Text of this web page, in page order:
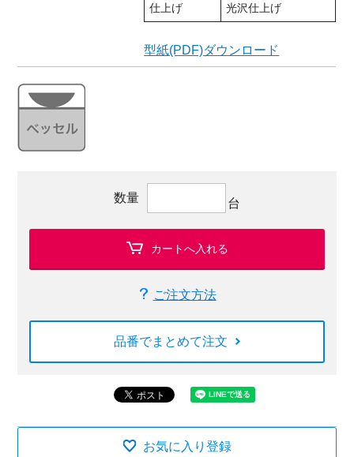
仕上げ 光沢仕上げ
型紙(PDF)ダウンロード
数量 台
カートへ入れる
ご注文方法
品番でまとめて注文
お気に入り登録